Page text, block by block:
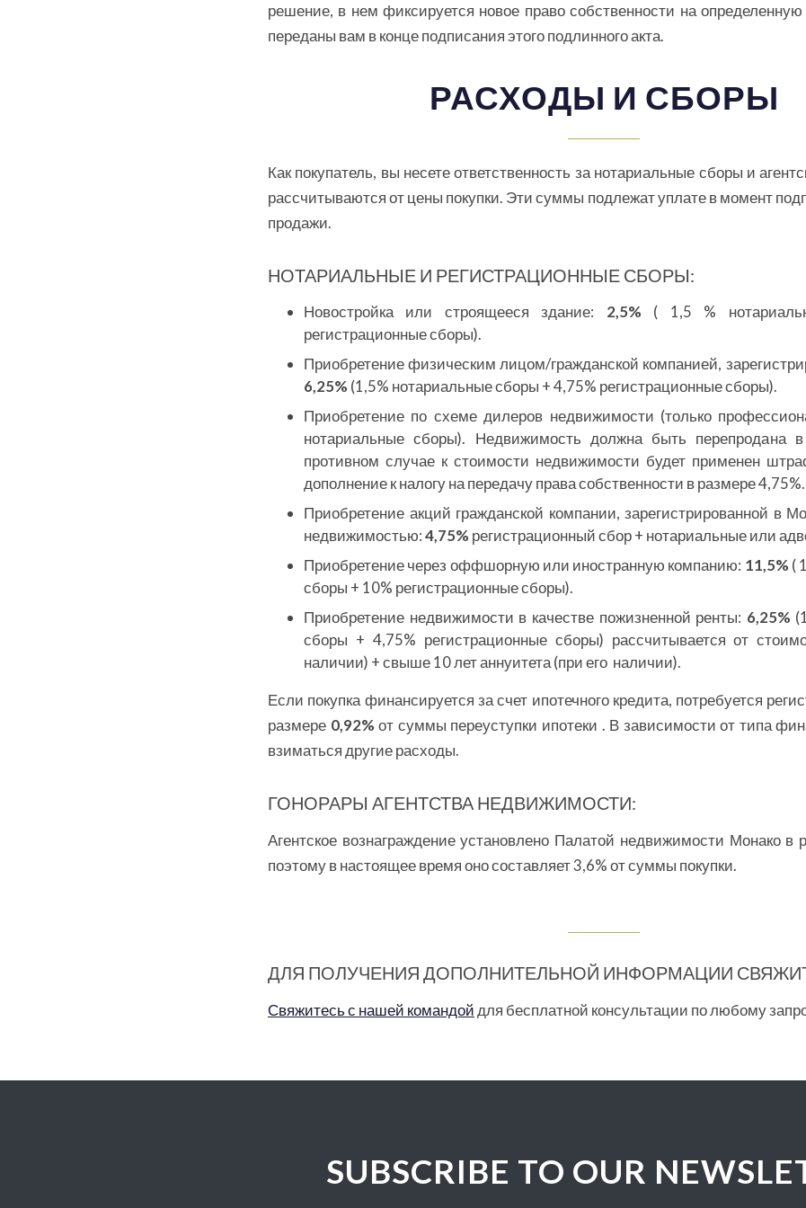
решение, в нем фиксируется новое право собственности на
переданы вам в конце подписания этого подлинного акта.
РАСХОДЫ И СБОРЫ
Как покупатель, вы несете ответственность за нотариальные сборы и
рассчитываются от цены покупки. Эти суммы подлежат уплате в момент
продажи.
НОТАРИАЛЬНЫЕ И РЕГИСТРАЦИОННЫЕ СБОРЫ:
Новостройка или строящееся здание: 2,5% ( 1,5 %
регистрационные сборы).
Приобретение физическим лицом/гражданской компанией,
6,25% (1,5% нотариальные сборы + 4,75% регистрационные сборы).
Приобретение по схеме дилеров недвижимости (только
нотариальные сборы). Недвижимость должна быть перепродана
противном случае к стоимости недвижимости будет применен
дополнение к налогу на передачу права собственности в размере 4,75%.
Приобретение акций гражданской компании, зарегистрированной в
недвижимостью:4,75% регистрационный сбор + нотариальные или
Приобретение через оффшорную или иностранную компанию: 11,5% (
сборы + 10% регистрационные сборы).
Приобретение недвижимости в качестве пожизненной ренты: 6,25%
сборы + 4,75% регистрационные сборы) рассчитывается от
наличии) + свыше 10 лет аннуитета (при его наличии).
Если покупка финансируется за счет ипотечного кредита, потребуется
размере 0,92% от суммы переуступки ипотеки . В зависимости от типа
взиматься другие расходы.
ГОНОРАРЫ АГЕНТСТВА НЕДВИЖИМОСТИ:
Агентское вознаграждение установлено Палатой недвижимости Монако в
поэтому в настоящее время оно составляет 3,6% от суммы покупки.
ДЛЯ ПОЛУЧЕНИЯ ДОПОЛНИТЕЛЬНОЙ ИНФОРМАЦИИ
Свяжитесь с нашей командой для бесплатной консультации по любому
SUBSCRIBE TO OUR